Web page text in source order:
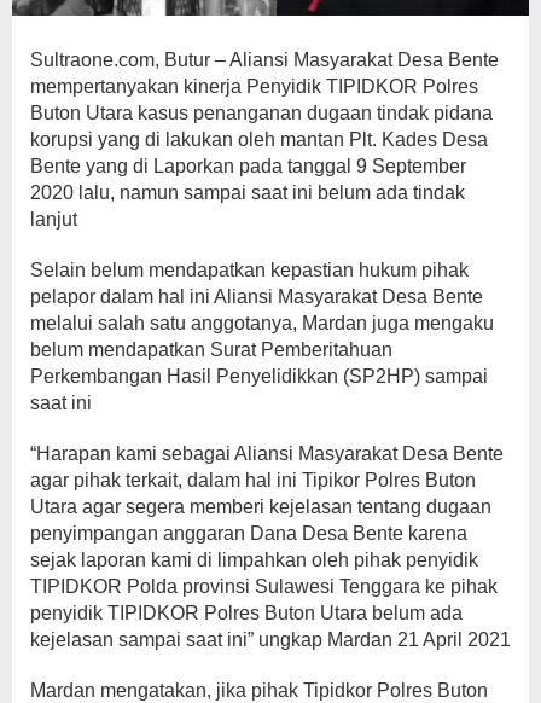
Sultraone.com, Butur – Aliansi Masyarakat Desa Bente
mempertanyakan kinerja Penyidik TIPIDKOR Polres
Buton Utara kasus penanganan dugaan tindak pidana
korupsi yang di lakukan oleh mantan Plt. Kades Desa
Bente yang di Laporkan pada tanggal 9 September
2020 lalu, namun sampai saat ini belum ada tindak
lanjut
Selain belum mendapatkan kepastian hukum pihak
pelapor dalam hal ini Aliansi Masyarakat Desa Bente
melalui salah satu anggotanya, Mardan juga mengaku
belum mendapatkan Surat Pemberitahuan
Perkembangan Hasil Penyelidikkan (SP2HP) sampai
saat ini
“Harapan kami sebagai Aliansi Masyarakat Desa Bente
agar pihak terkait, dalam hal ini Tipikor Polres Buton
Utara agar segera memberi kejelasan tentang dugaan
penyimpangan anggaran Dana Desa Bente karena
sejak laporan kami di limpahkan oleh pihak penyidik
TIPIDKOR Polda provinsi Sulawesi Tenggara ke pihak
penyidik TIPIDKOR Polres Buton Utara belum ada
kejelasan sampai saat ini” ungkap Mardan 21 April 2021
Mardan mengatakan, jika pihak Tipidkor Polres Buton